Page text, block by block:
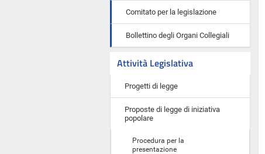
Comitato per la legislazione
Bollettino degli Organi Collegiali
Attività Legislativa
Progetti di legge
Proposte di legge di iniziativa
popolare
Procedura per la
presentazione